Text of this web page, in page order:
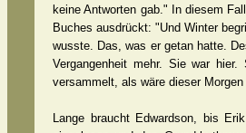
keine Antworten gab." In diesem
Buches ausdrückt: "Und Winter
wusste. Das, was er getan hatte.
Vergangenheit mehr. Sie war
versammelt, als wäre dieser
Lange braucht Edwardson, bis